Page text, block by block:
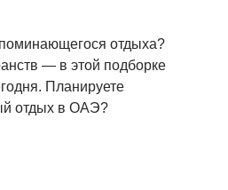
отдыха?
— в этой подборке
Планируете
отдых в ОАЭ?